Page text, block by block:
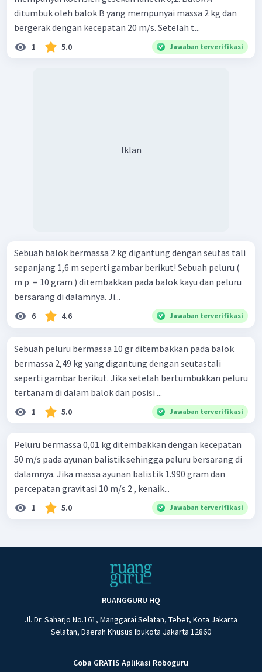
ditumbuk oleh balok B yang mempunyai massa 2 kg dan
bergerak dengan kecepatan 20 m/s. Setelah t...
1 5.0 Jawaban terverifikasi
Iklan
Sebuah balok bermassa 2 kg digantung dengan seutas tali
sepanjang 1,6 m seperti gambar berikut! Sebuah peluru (
m p ​ = 10 gram ) ditembakkan pada balok kayu dan peluru
bersarang di dalamnya. Ji...
6 4.6 Jawaban terverifikasi
Sebuah peluru bermassa 10 gr ditembakkan pada balok
bermassa 2,49 kg yang digantung dengan seutastali
seperti gambar berikut. Jika setelah bertumbukkan peluru
tertanam di dalam balok dan posisi ...
1 5.0 Jawaban terverifikasi
Peluru bermassa 0,01 kg ditembakkan dengan kecepatan
50 m/s pada ayunan balistik sehingga peluru bersarang di
dalamnya. Jika massa ayunan balistik 1.990 gram dan
percepatan gravitasi 10 m/s 2 , kenaik...
1 5.0 Jawaban terverifikasi
RUANGGURU HQ
Jl. Dr. Saharjo No.161, Manggarai Selatan, Tebet, Kota Jakarta
Selatan, Daerah Khusus Ibukota Jakarta 12860
Coba GRATIS Aplikasi Roboguru